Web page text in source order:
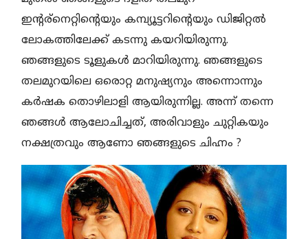
ഇന്റര്നെറ്റിന്റെയും കമ്പ്യൂട്ടറിന്റെയും ഡിജിറ്റൽ
ലോകത്തിലേക്ക് കടന്നു കയറിയിരുന്നു.
ഞങ്ങളുടെ ടൂളുകൾ മാറിയിരുന്നു. ഞങ്ങളുടെ
തലമുറയിലെ ഒരൊറ്റ മനുഷ്യനും അന്നൊന്നും
കർഷക തൊഴിലാളി ആയിരുന്നില്ല. അന്ന് തന്നെ
ഞങ്ങൾ ആലോചിച്ചത്, അരിവാളും ചുറ്റികയും
നക്ഷത്രവും ആണോ ഞങ്ങളുടെ ചിഹ്നം ?